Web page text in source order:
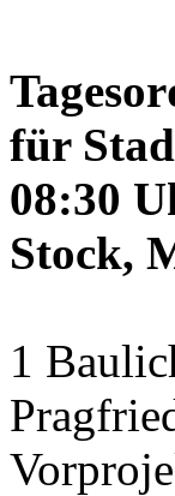
für
08:30
Stock,
1